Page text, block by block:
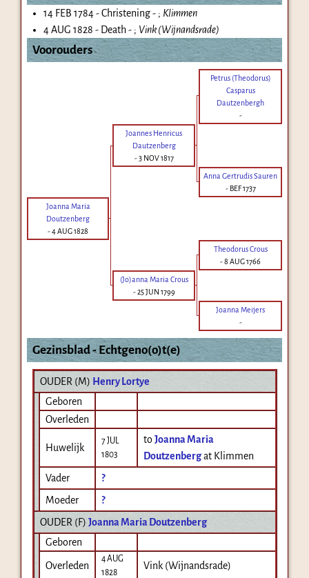
14 FEB 1784 - Christening - ; Klimmen
4 AUG 1828 - Death - ; Vink (Wijnandsrade)
Voorouders
Petrus (Theodorus)
Casparus
Dautzenbergh
-
Joannes Henricus
Dautzenberg
-3 NOV 1817
Anna Gertrudis Sauren
- BEF 1737
Joanna Maria
Doutzenberg
-4 AUG 1828
Theodorus Crous
-8 AUG 1766
(Jo)anna Maria Crous
-25 JUN 1799
Joanna Meijers
-
Gezinsblad - Echtgeno(o)t(e)
OUDER (M) Henry Lortye
Geboren
Overleden
Huwelijk
7 JUL
1803
toJoanna Maria
Doutzenberg at Klimmen
Vader
?
Moeder
?
OUDER (F) Joanna Maria Doutzenberg
Geboren
Overleden
4 AUG
1828
Vink (Wijnandsrade)